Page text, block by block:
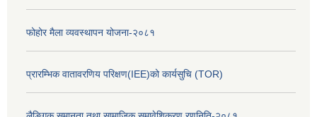
फोहोर मैला व्यवस्थापन योजना-२०८१
प्रारम्भिक वातावरणिय परिक्षण(IEE)को कार्यसुचि (TOR)